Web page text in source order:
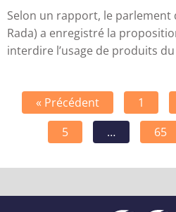
Selon un rapport, le parlement
Rada) a enregistré la
interdire l’usage de produits
« Précédent 1
5
… 65